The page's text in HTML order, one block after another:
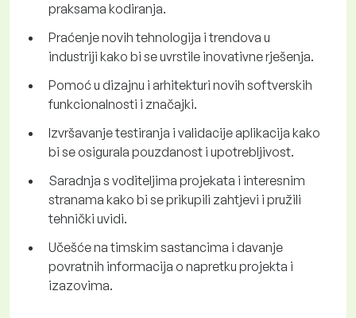
praksama kodiranja.
Praćenje novih tehnologija i trendova u
industriji kako bi se uvrstile inovativne rješenja.
Pomoć u dizajnu i arhitekturi novih softverskih
funkcionalnosti i značajki.
Izvršavanje testiranja i validacije aplikacija kako
bi se osigurala pouzdanost i upotrebljivost.
Saradnja s voditeljima projekata i interesnim
stranama kako bi se prikupili zahtjevi i pružili
tehnički uvidi.
Učešće na timskim sastancima i davanje
povratnih informacija o napretku projekta i
izazovima.